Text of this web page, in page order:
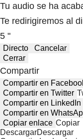
Tu audio se ha
Te redirigiremos al
5 "
Directo
Cancelar
Cerrar
Compartir
Compartir en
Compartir en Twitter
Compartir en LinkedIn
Compartir en
Copiar enlace Copiar
DescargarDescargar